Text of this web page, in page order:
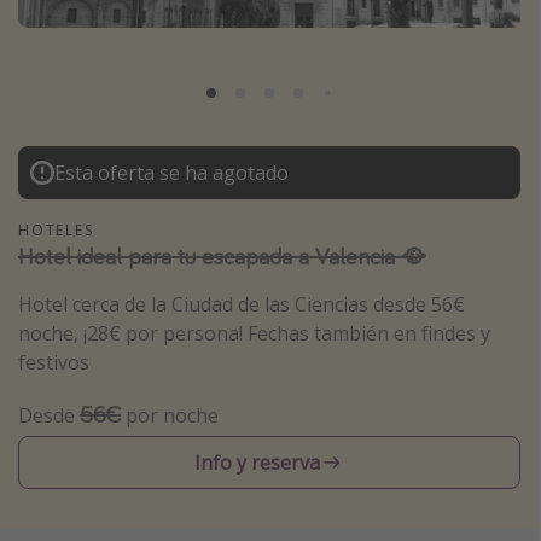
Marruecos
Tailandia
Maldivas
Albania
Inspiración para viajes
Camping
Viajes en tren
Viajar sola como mujer
Ofertas para Vacaciones Activas
Esta oferta se ha agotado
HOTELES
Hotel ideal para tu escapada a Valencia 🥘
Hotel cerca de la Ciudad de las Ciencias desde 56€
noche, ¡28€ por persona! Fechas también en findes y
festivos
Desde 56€ por noche
Info y reserva